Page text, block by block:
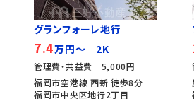
グランフォーレ地行
7.4万円～ 2K
管理費・共益費 5,000円
福岡市空港線 西新 徒歩8分
福岡市中央区地行2丁目